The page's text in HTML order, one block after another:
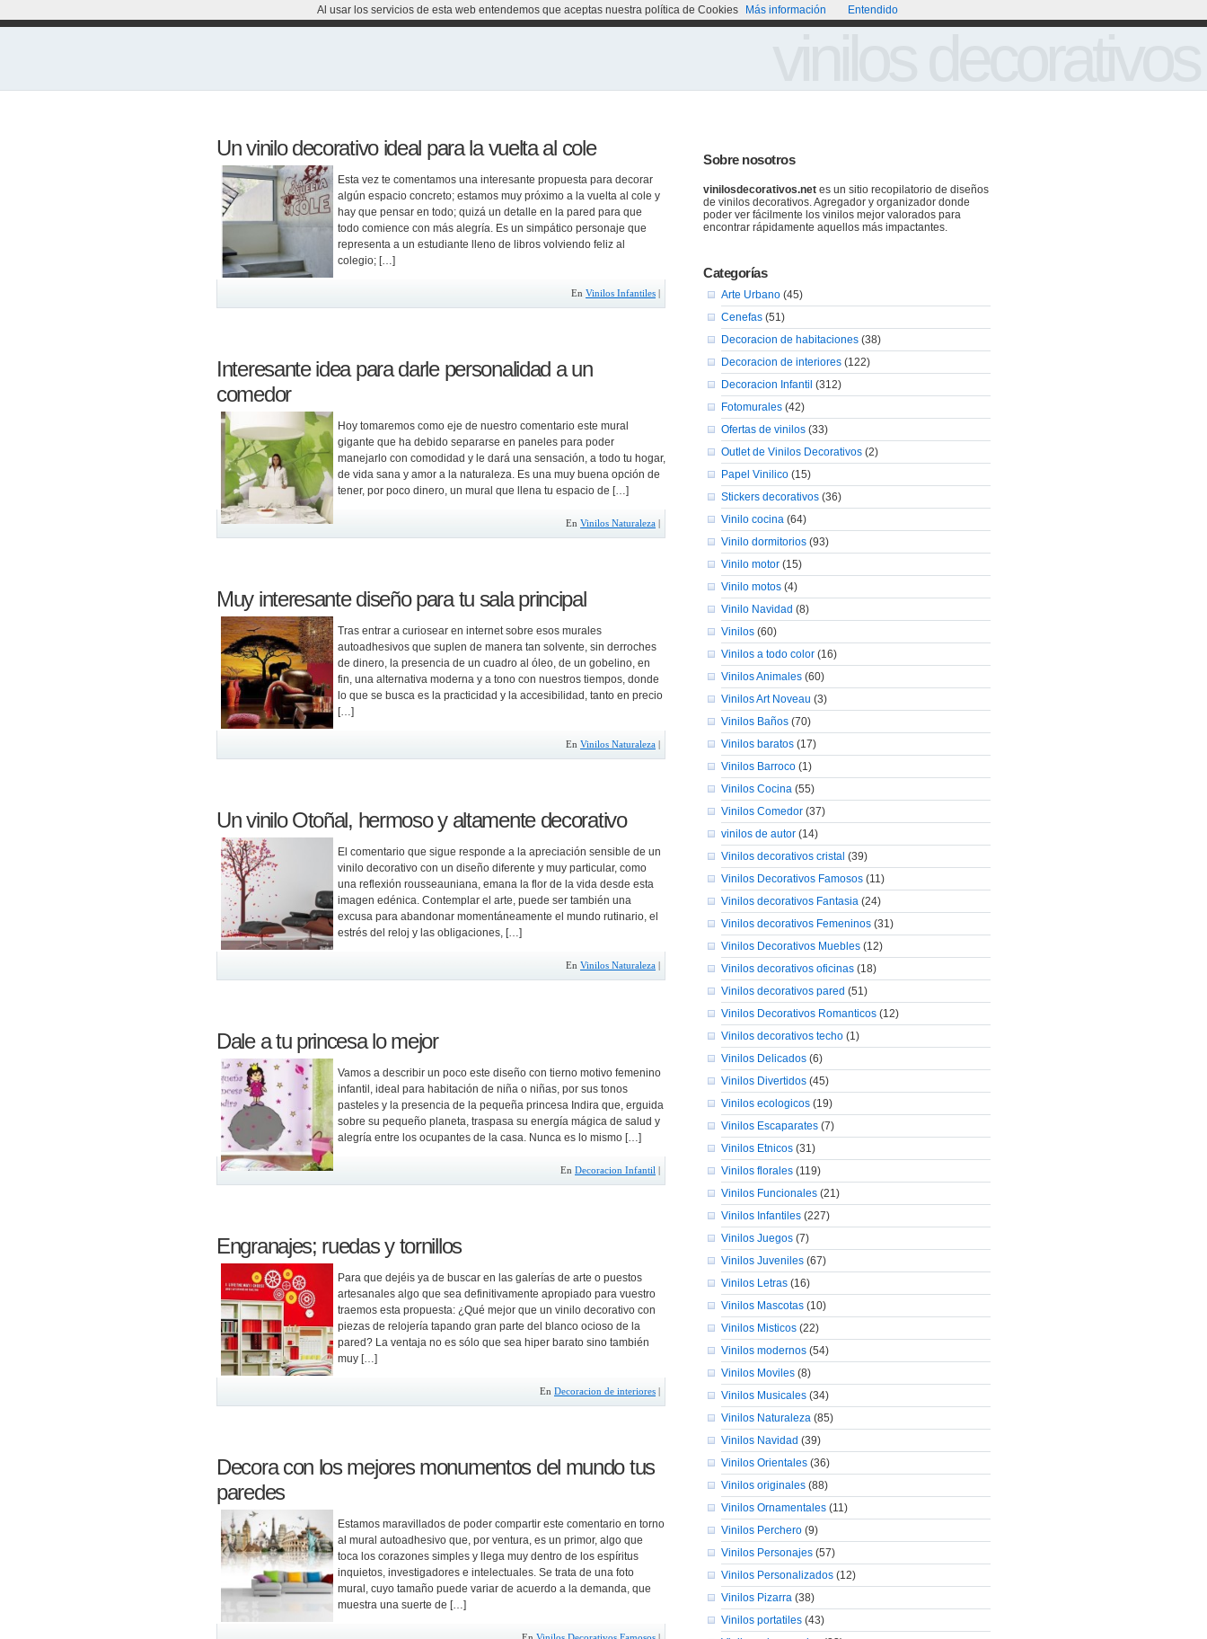
Un vinilo decorativo ideal para la vuelta al cole
Esta vez te comentamos una interesante propuesta para decorar
algún espacio concreto; estamos muy próximo a la vuelta al cole y
hay que pensar en todo; quizá un detalle en la pared para que
todo comience con más alegría. Es un simpático personaje que
representa a un estudiante lleno de libros volviendo feliz al
colegio; […]
En Vinilos Infantiles
Interesante idea para darle personalidad a un
comedor
Hoy tomaremos como eje de nuestro comentario este mural
gigante que ha debido separarse en paneles para poder
manejarlo con comodidad y le dará una sensación, a todo tu hogar,
de vida sana y amor a la naturaleza. Es una muy buena opción de
tener, por poco dinero, un mural que llena tu espacio de […]
En Vinilos Naturaleza
Muy interesante diseño para tu sala principal
Tras entrar a curiosear en internet sobre esos murales
autoadhesivos que suplen de manera tan solvente, sin derroches
de dinero, la presencia de un cuadro al óleo, de un gobelino, en
fin, una alternativa moderna y a tono con nuestros tiempos, donde
lo que se busca es la practicidad y la accesibilidad, tanto en precio
[…]
En Vinilos Naturaleza
Un vinilo Otoñal, hermoso y altamente decorativo
El comentario que sigue responde a la apreciación sensible de un
vinilo decorativo con un diseño diferente y muy particular, como
una reflexión rousseauniana, emana la flor de la vida desde esta
imagen edénica. Contemplar el arte, puede ser también una
excusa para abandonar momentáneamente el mundo rutinario, el
estrés del reloj y las obligaciones, […]
En Vinilos Naturaleza
Dale a tu princesa lo mejor
Vamos a describir un poco este diseño con tierno motivo femenino
infantil, ideal para habitación de niña o niñas, por sus tonos
pasteles y la presencia de la pequeña princesa Indira que, erguida
sobre su pequeño planeta, traspasa su energía mágica de salud y
alegría entre los ocupantes de la casa. Nunca es lo mismo […]
En Decoracion Infantil
Engranajes; ruedas y tornillos
Para que dejéis ya de buscar en las galerías de arte o puestos
artesanales algo que sea definitivamente apropiado para vuestro
traemos esta propuesta: ¿Qué mejor que un vinilo decorativo con
piezas de relojería tapando gran parte del blanco ocioso de la
pared? La ventaja no es sólo que sea hiper barato sino también
muy […]
En Decoracion de interiores
Decora con los mejores monumentos del mundo tus
paredes
Estamos maravillados de poder compartir este comentario en torno
al mural autoadhesivo que, por ventura, es un primor, algo que
toca los corazones simples y llega muy dentro de los espíritus
inquietos, investigadores e intelectuales. Se trata de una foto
mural, cuyo tamaño puede variar de acuerdo a la demanda, que
muestra una suerte de […]
Sobre nosotros
vinilosdecorativos.net es un sitio recopilatorio de diseños
de vinilos decorativos. Agregador y organizador donde
poder ver fácilmente los vinilos mejor valorados para
encontrar rápidamente aquellos más impactantes.
Categorías
Arte Urbano (45)
Cenefas (51)
Decoracion de habitaciones (38)
Decoracion de interiores (122)
Decoracion Infantil (312)
Fotomurales (42)
Ofertas de vinilos (33)
Outlet de Vinilos Decorativos (2)
Papel Vinilico (15)
Stickers decorativos (36)
Vinilo cocina (64)
Vinilo dormitorios (93)
Vinilo motor (15)
Vinilo motos (4)
Vinilo Navidad (8)
Vinilos (60)
Vinilos a todo color (16)
Vinilos Animales (60)
Vinilos Art Noveau (3)
Vinilos Baños (70)
Vinilos baratos (17)
Vinilos Barroco (1)
Vinilos Cocina (55)
Vinilos Comedor (37)
vinilos de autor (14)
Vinilos decorativos cristal (39)
Vinilos Decorativos Famosos (11)
Vinilos decorativos Fantasia (24)
Vinilos decorativos Femeninos (31)
Vinilos Decorativos Muebles (12)
Vinilos decorativos oficinas (18)
Vinilos decorativos pared (51)
Vinilos Decorativos Romanticos (12)
Vinilos decorativos techo (1)
Vinilos Delicados (6)
Vinilos Divertidos (45)
Vinilos ecologicos (19)
Vinilos Escaparates (7)
Vinilos Etnicos (31)
Vinilos florales (119)
Vinilos Funcionales (21)
Vinilos Infantiles (227)
Vinilos Juegos (7)
Vinilos Juveniles (67)
Vinilos Letras (16)
Vinilos Mascotas (10)
Vinilos Misticos (22)
Vinilos modernos (54)
Vinilos Moviles (8)
Vinilos Musicales (34)
Vinilos Naturaleza (85)
Vinilos Navidad (39)
Vinilos Orientales (36)
Vinilos originales (88)
Vinilos Ornamentales (11)
Vinilos Perchero (9)
Vinilos Personajes (57)
Vinilos Personalizados (12)
Vinilos Pizarra (38)
Vinilos portatiles (43)
Al usar los servicios de esta web entendemos que aceptas nuestra política de Cookies Más información Entendido